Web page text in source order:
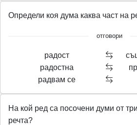
Определи коя дума каква част на
отговори
радост
радостна
радвам се
На кой ред са посочени думи от
речта?